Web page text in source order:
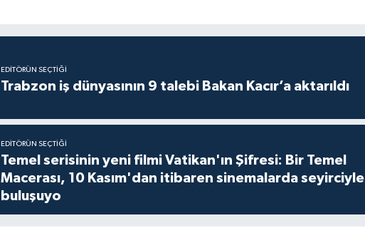
EDITÖRÜN SEÇTIĞI
Trabzon iş dünyasının 9 talebi Bakan Kacır’a aktarıldı
EDITÖRÜN SEÇTIĞI
Temel serisinin yeni filmi Vatikan'ın Şifresi: Bir Temel
Macerası, 10 Kasım'dan itibaren sinemalarda seyirciyle
buluşuyo